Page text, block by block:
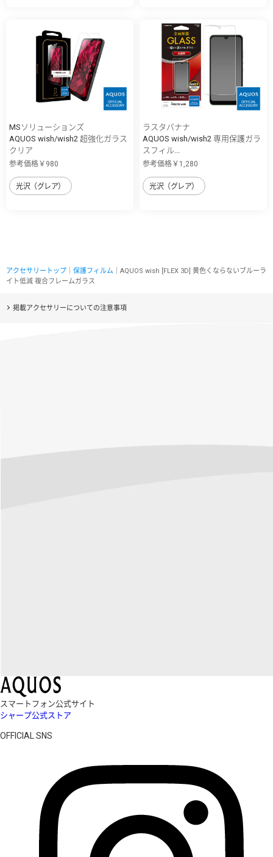
MSソリューションズ
AQUOS wish/wish2 超強化ガラス
クリア
参考価格￥980
光沢（グレア）
ラスタバナナ
AQUOS wish/wish2 専用保護ガラ
スフィル...
参考価格￥1,280
光沢（グレア）
アクセサリートップ 保護フィルム ｜AQUOS wish [FLEX 3D] 黄色くならないブルーラ
イト低減 複合フレームガラス
掲載アクセサリーについての注意事項
スマートフォン公式サイト
シャープ公式ストア
OFFICIAL SNS